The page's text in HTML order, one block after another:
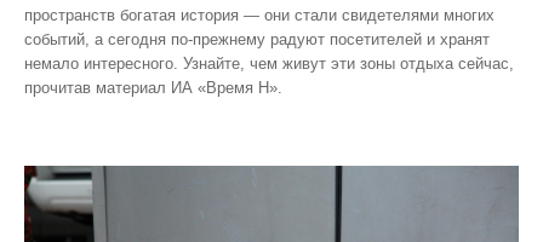
пространств богатая история — они стали свидетелями многих
событий, а сегодня по‑прежнему радуют посетителей и хранят
немало интересного. Узнайте, чем живут эти зоны отдыха сейчас,
прочитав материал ИА «Время Н».